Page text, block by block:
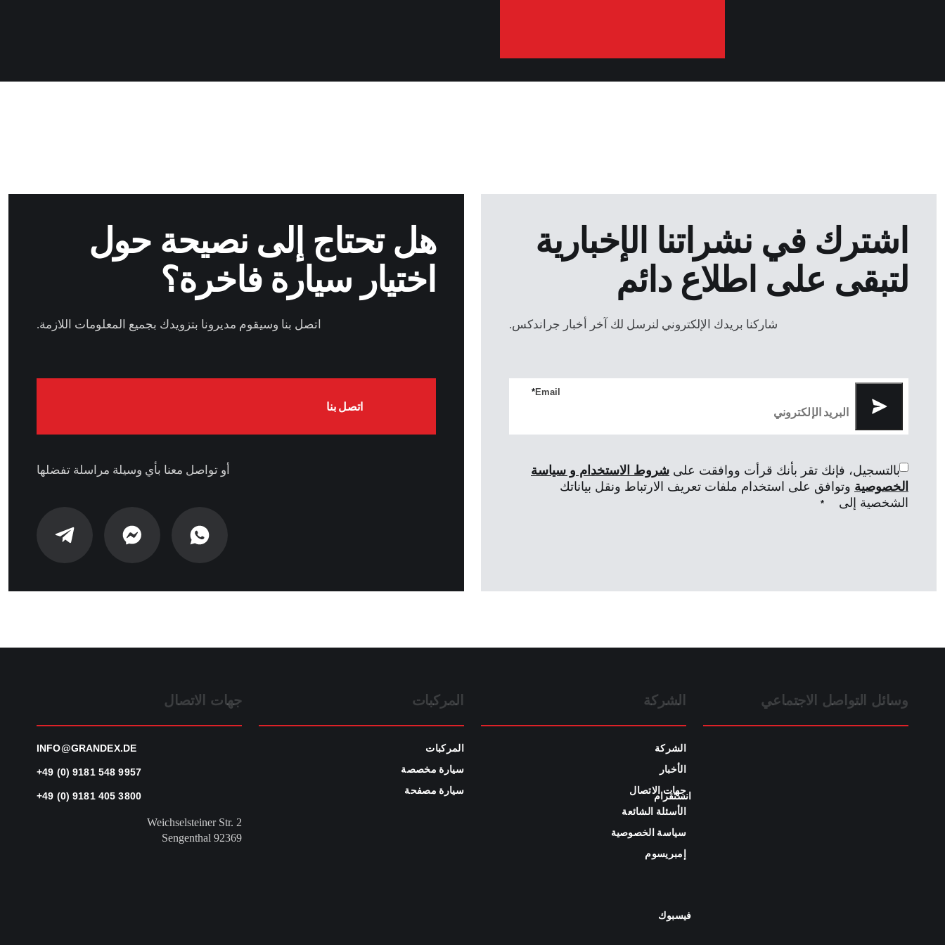
هل تحتاج إلى نصيحة حول
اختيار سيارة فاخرة؟
اتصل بنا وسيقوم مديرونا بتزويدك بجميع المعلومات اللازمة.
اتصل بنا
أو تواصل معنا بأي وسيلة مراسلة تفضلها
اشترك في نشراتنا الإخبارية
لتبقى على اطلاع دائم
شاركنا بريدك الإلكتروني لنرسل لك آخر أخبار جراندكس.
Email
*
بالتسجيل، فإنك تقر بأنك قرأت ووافقت على شروط الاستخدام و سياسة
الخصوصية وتوافق على استخدام ملفات تعريف الارتباط ونقل بياناتك
الشخصية إلى
*
جهات الاتصال
INFO@GRANDEX.DE
+49 (0) 9181 548 9957
+49 (0) 9181 405 3800
Weichselsteiner Str. 2
92369 Sengenthal
المركبات
المركبات
سيارة مخصصة
سيارة مصفحة
الشركة
الشركة
الأخبار
جهات الاتصال
الأسئلة الشائعة
سياسة الخصوصية
إمبريسوم
وسائل التواصل الاجتماعي
انستقرام
فيسبوك